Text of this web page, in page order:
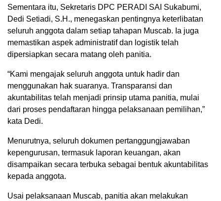
Sementara itu, Sekretaris DPC PERADI SAI Sukabumi,
Dedi Setiadi, S.H., menegaskan pentingnya keterlibatan
seluruh anggota dalam setiap tahapan Muscab. Ia juga
memastikan aspek administratif dan logistik telah
dipersiapkan secara matang oleh panitia.
“Kami mengajak seluruh anggota untuk hadir dan
menggunakan hak suaranya. Transparansi dan
akuntabilitas telah menjadi prinsip utama panitia, mulai
dari proses pendaftaran hingga pelaksanaan pemilihan,”
kata Dedi.
Menurutnya, seluruh dokumen pertanggungjawaban
kepengurusan, termasuk laporan keuangan, akan
disampaikan secara terbuka sebagai bentuk akuntabilitas
kepada anggota.
Usai pelaksanaan Muscab, panitia akan melakukan